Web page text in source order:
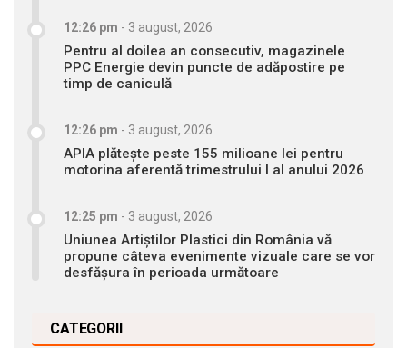
12:26 pm - 3 august, 2026
Pentru al doilea an consecutiv, magazinele
PPC Energie devin puncte de adăpostire pe
timp de caniculă
12:26 pm - 3 august, 2026
APIA plătește peste 155 milioane lei pentru
motorina aferentă trimestrului I al anului 2026
12:25 pm - 3 august, 2026
Uniunea Artiștilor Plastici din România vă
propune câteva evenimente vizuale care se vor
desfășura în perioada următoare
CATEGORII